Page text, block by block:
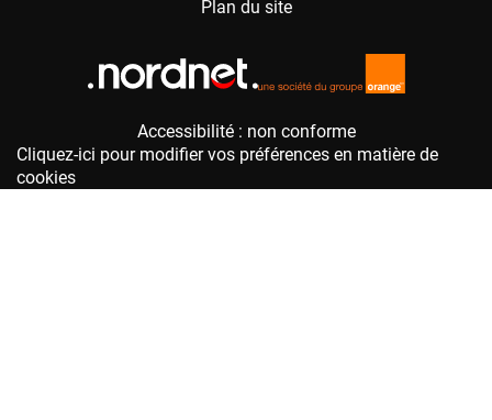
Accessibilité : non conforme
Cliquez-ici pour modifier vos préférences en matière de
cookies